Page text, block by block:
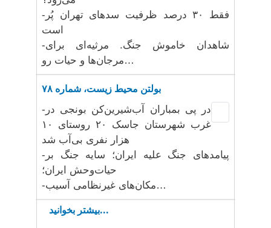
-فقط ۳۰ درصد ظرفیت سدهای تهران پُر
است
-شاهدان خاموش جنگ. مرثیه‌ای برای
مرجان‌ها و حیات رو…
بولتن محیط زیست، شماره ۷۸
-در پی بمباران آب‌شیرین‌کن بونجی در
غرب شهرستان جاسک ۲۰ روستای ۱۰
هزار نفری بی‌آب شد
-پیامدهای جنگ علیه ایران؛ سایه جنگ بر
حیات‌وحش ایران؛
-مکان‌های غیرنظامی آسیب‌…
بیشتر بخوانید...